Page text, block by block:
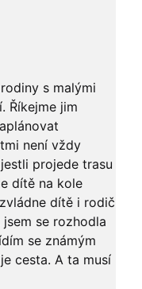
s malými
Říkejme jim
není vždy
projede trasu
dítě na kole
dítě i rodič
se rozhodla
se známým
cesta. A ta musí